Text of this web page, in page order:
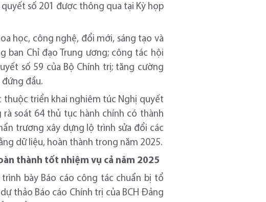
số 201 được thông qua tại Kỳ họp
học, công nghệ, đổi mới, sáng tạo và
ban Chỉ đạo Trung ương; công tác hội
số 59 của Bộ Chính trị; tăng cường
đầu.
thuộc triển khai nghiêm túc Nghị quyết
soát 64 thủ tục hành chính có thành
trương xây dựng lộ trình sửa đổi các
dữ liệu, hoàn thành trong năm 2025.
thành tốt nhiệm vụ cả năm 2025
bày Báo cáo công tác chuẩn bị tổ
thảo Báo cáo Chính trị của BCH Đảng